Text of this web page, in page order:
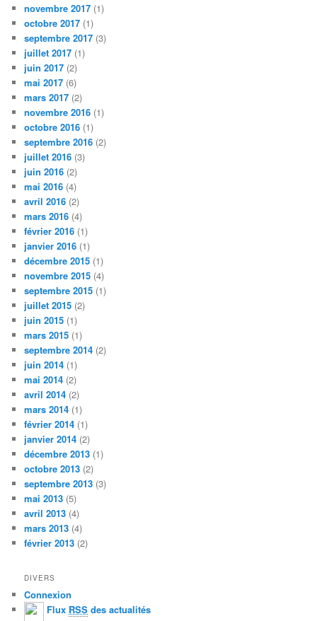
novembre 2017 (1)
octobre 2017 (1)
septembre 2017 (3)
juillet 2017 (1)
juin 2017 (2)
mai 2017 (6)
mars 2017 (2)
novembre 2016 (1)
octobre 2016 (1)
septembre 2016 (2)
juillet 2016 (3)
juin 2016 (2)
mai 2016 (4)
avril 2016 (2)
mars 2016 (4)
février 2016 (1)
janvier 2016 (1)
décembre 2015 (1)
novembre 2015 (4)
septembre 2015 (1)
juillet 2015 (2)
juin 2015 (1)
mars 2015 (1)
septembre 2014 (2)
juin 2014 (1)
mai 2014 (2)
avril 2014 (2)
mars 2014 (1)
février 2014 (1)
janvier 2014 (2)
décembre 2013 (1)
octobre 2013 (2)
septembre 2013 (3)
mai 2013 (5)
avril 2013 (4)
mars 2013 (4)
février 2013 (2)
DIVERS
Connexion
Flux RSS des actualités